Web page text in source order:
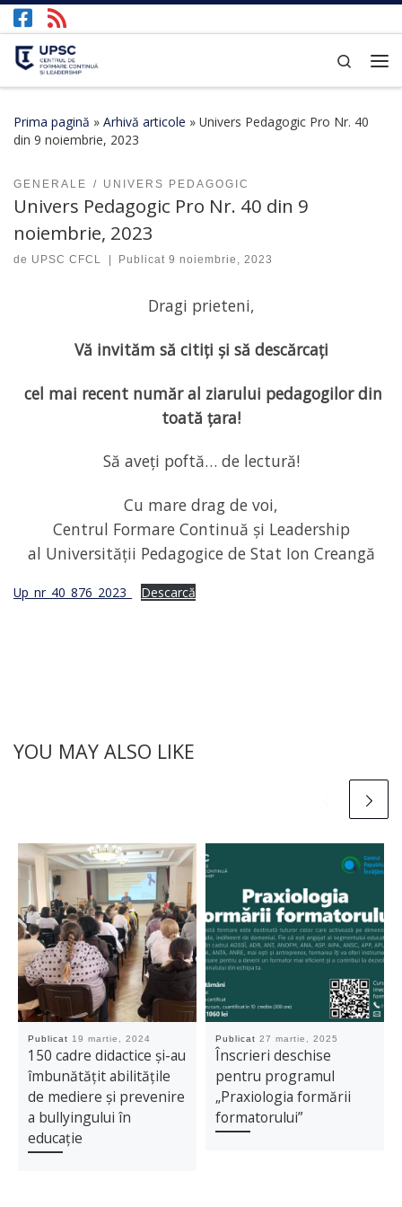
Afișează întregul conținut
Search
Prima pagină » Arhivă articole » Univers Pedagogic Pro Nr. 40
din 9 noiembrie, 2023
GENERALE UNIVERS PEDAGOGIC
Univers Pedagogic Pro Nr. 40 din 9
noiembrie, 2023
de UPSC CFCL Publicat9 noiembrie, 2023
Dragi prieteni,
Vă invităm să citiți și să descărcați
cel mai recent număr al ziarului pedagogilor din
toată țara!
Să aveți poftă… de lectură!
Cu mare drag de voi,
Centrul Formare Continuă și Leadership
al Universității Pedagogice de Stat Ion Creangă
Up_nr_40_876_2023_ Descarcă
YOU MAY ALSO LIKE
Publicat 19 martie, 2024
150 cadre didactice și-au
îmbunătățit abilitățile
de mediere și prevenire
a bullyingului în
educație
Publicat27 martie, 2025
Înscrieri deschise
pentru programul
„Praxiologia formării
formatorului”